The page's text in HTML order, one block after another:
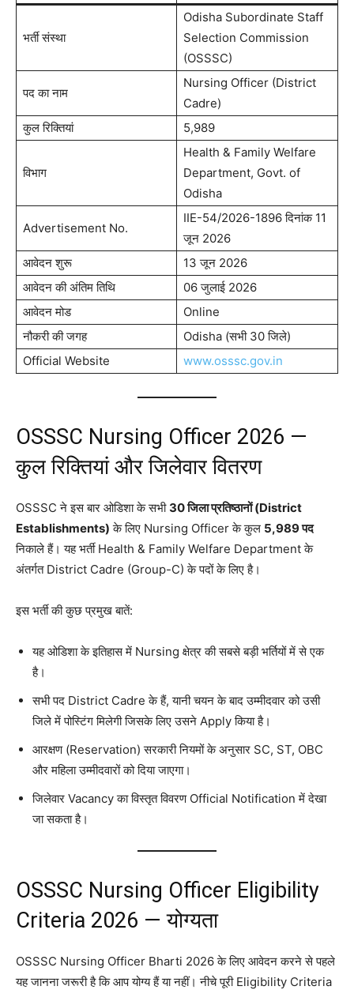
भर्ती संस्था
Odisha Subordinate Staff
Selection Commission
(OSSSC)
पद का नाम
Nursing Officer (District
Cadre)
कुल रिक्तियां
5,989
विभाग
Health & Family Welfare
Department, Govt. of
Odisha
Advertisement No.
IIE-54/2026-1896 दिनांक 11
जून 2026
आवेदन शुरू
13 जून 2026
आवेदन की अंतिम तिथि
06 जुलाई 2026
आवेदन मोड
Online
नौकरी की जगह
Odisha (सभी 30 जिले)
Official Website
www.osssc.gov.in
OSSSC Nursing Officer 2026 —
कुल रिक्तियां और जिलेवार वितरण
OSSSC ने इस बार ओडिशा के सभी 30 जिला प्रतिष्ठानों (District
Establishments) के लिए Nursing Officer के कुल 5,989 पद
निकाले हैं। यह भर्ती Health & Family Welfare Department के
अंतर्गत District Cadre (Group-C) के पदों के लिए है।
इस भर्ती की कुछ प्रमुख बातें:
यह ओडिशा के इतिहास में Nursing क्षेत्र की सबसे बड़ी भर्तियों में से एक
है।
सभी पद District Cadre के हैं, यानी चयन के बाद उम्मीदवार को उसी
जिले में पोस्टिंग मिलेगी जिसके लिए उसने Apply किया है।
आरक्षण (Reservation) सरकारी नियमों के अनुसार SC, ST, OBC
और महिला उम्मीदवारों को दिया जाएगा।
जिलेवार Vacancy का विस्तृत विवरण Official Notification में देखा
जा सकता है।
OSSSC Nursing Officer Eligibility
Criteria 2026 — योग्यता
OSSSC Nursing Officer Bharti 2026 के लिए आवेदन करने से पहले
यह जानना जरूरी है कि आप योग्य हैं या नहीं। नीचे पूरी Eligibility Criteria